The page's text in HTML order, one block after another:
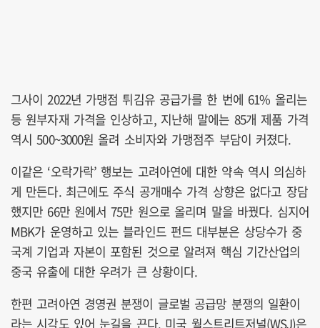
그사이 2022년 가맹점 튀김유 공급가를 한 번에 61% 올리는
등 원부자재 가격을 인상하고, 지난해 말에는 85개 제품 가격
역시 500~3000원 올려 소비자와 가맹점주 부담이 커졌다.
이같은 ‘오락가락’ 행보는 고려아연에 대한 약속 역시 의심하
게 만든다. 최근에도 주식 공개매수 가격 상향은 없다고 장담
했지만 66만 원에서 75만 원으로 올리며 말을 바꿨다. 심지어
MBK가 운영하고 있는 블라인드 펀드 대부분은 상당수가 중
국계 기업과 자본이 포함된 것으로 알려져 핵심 기간산업의
중국 유출에 대한 우려가 큰 상황이다.
한편 고려아연 경영권 분쟁이 글로벌 공급망 분쟁의 일환이
라는 시각도 있어 눈길을 끈다. 미국 월스트리트저널(WSJ)은